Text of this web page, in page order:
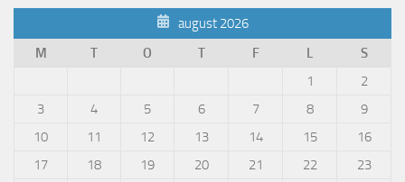
august 2026
M
T O T F L
S
1
2
3
4 5 6 7 8
9
10
11 12 13 14 15
16
17
18 19 20 21 22
23